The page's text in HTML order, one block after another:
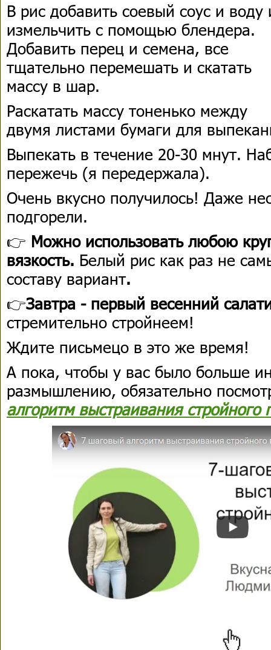
В рис добавить соевый соус и воду
измельчить с помощью блендера.
Добавить перец и семена, все
тщательно перемешать и скатать
массу в шар.
Раскатать массу тоненько между
двумя листами бумаги для
Выпекать в течение 20-30 мнут.
пережечь (я передержала).
Очень вкусно получилось! Даже
подгорели.
👉 Можно использовать любою
вязкость. Белый рис как раз не
составу вариант.
👉Завтра - первый весенний
стремительно стройнеем!
Ждите письмецо в это же время!
А пока, чтобы у вас было больше
размышлению, обязательно
алгоритм выстраивания стройного